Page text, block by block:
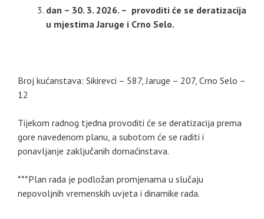
dan – 30. 3. 2026. – provoditi će se deratizacija
u mjestima Jaruge i Crno Selo.
Broj kućanstava: Sikirevci – 587, Jaruge – 207, Crno Selo –
12
Tijekom radnog tjedna provoditi će se deratizacija prema
gore navedenom planu, a subotom će se raditi i
ponavljanje zaključanih domaćinstava.
***Plan rada je podložan promjenama u slučaju
nepovoljnih vremenskih uvjeta i dinamike rada.